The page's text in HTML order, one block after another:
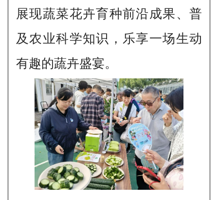
展现蔬菜花卉育种前沿成果、普
及农业科学知识，乐享一场生动
有趣的蔬卉盛宴。